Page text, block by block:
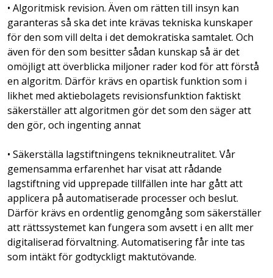
• Algoritmisk revision. Även om rätten till insyn kan
garanteras så ska det inte krävas tekniska kunskaper
för den som vill delta i det demokratiska samtalet. Och
även för den som besitter sådan kunskap så är det
omöjligt att överblicka miljoner rader kod för att förstå
en algoritm. Därför krävs en opartisk funktion som i
likhet med aktiebolagets revisionsfunktion faktiskt
säkerställer att algoritmen gör det som den säger att
den gör, och ingenting annat
• Säkerställa lagstiftningens teknikneutralitet. Vår
gemensamma erfarenhet har visat att rådande
lagstiftning vid upprepade tillfällen inte har gått att
applicera på automatiserade processer och beslut.
Därför krävs en ordentlig genomgång som säkerställer
att rättssystemet kan fungera som avsett i en allt mer
digitaliserad förvaltning. Automatisering får inte tas
som intäkt för godtyckligt maktutövande.